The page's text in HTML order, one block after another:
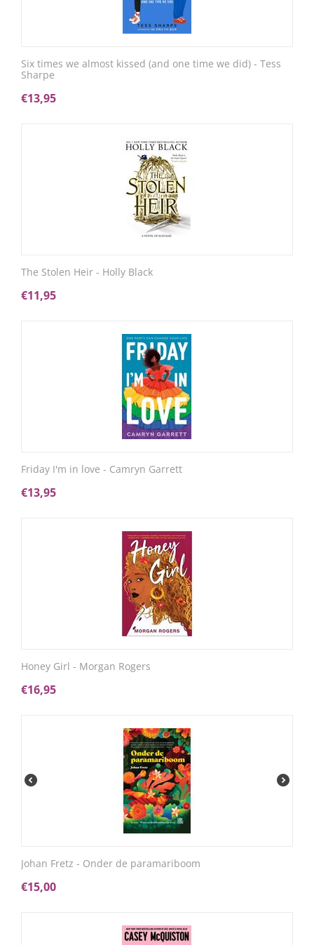
Six times we almost kissed (and one time we did) - Tess
Sharpe
€13,95
The Stolen Heir - Holly Black
€11,95
Friday I'm in love - Camryn Garrett
€13,95
Honey Girl - Morgan Rogers
€16,95
Johan Fretz - Onder de paramariboom
€15,00